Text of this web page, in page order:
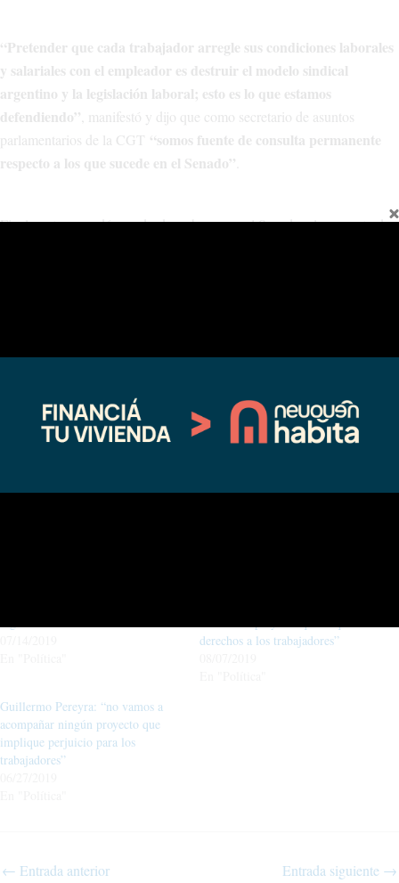
“Pretender que cada trabajador arregle sus condiciones laborales
y salariales con el empleador es destruir el modelo sindical
argentino y la legislación laboral; esto es lo que estamos
defendiendo” , manifestó y dijo que como secretario de asuntos
parlamentarios de la CGT “somos fuente de consulta permanente
respecto a los que sucede en el Senado”
Finalmente, recordó que desde su banca en el Senado, al momento de
pudimos revertir esta situación”.“Esa es la representación
derechos a los trabajadores”
Guillermo Pereyra: “no vamos a
acompañar ningún proyecto que
implique perjuicio para los
trabajadores”
← Entrada anterior Entrada siguiente →